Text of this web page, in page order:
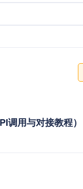
用与对接教程）